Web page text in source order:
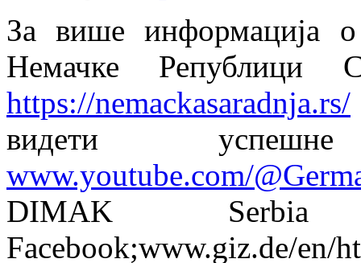
За више информација
Немачке Републици
https://nemackasaradnja.rs/
видети
www.youtube.com/
DIMAK
Facebook;www.giz.de/